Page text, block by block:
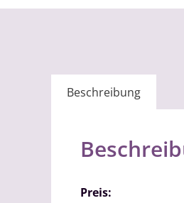
Beschreibung
Preis: